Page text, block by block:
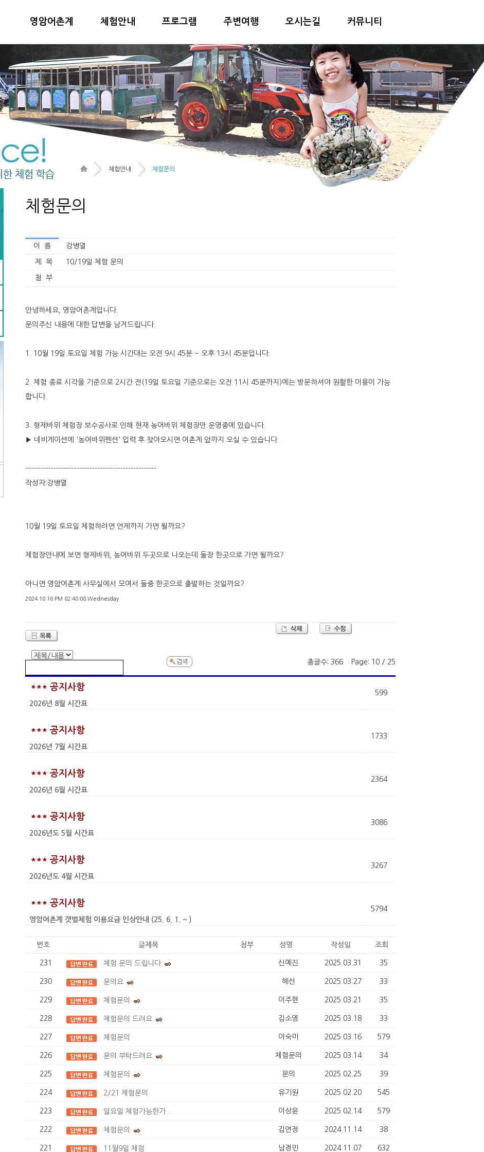
영암어촌계 체험안내 프로그램 주변여행 오시는길 커뮤니티
체험안내 체험문의
체험문의
이 름 강병열
제 목 10/19일 체험 문의
첨 부
안녕하세요, 영암어촌계입니다.
문의주신 내용에 대한 답변을 남겨드립니다.
1. 10월 19일 토요일 체험 가능 시간대는 오전 9시 45분 ~ 오후 13시 45분입니다.
2. 체험 종료 시각을 기준으로 2시간 전(19일 토요일 기준으로는 오전 11시 45분까지)에는 방문하셔야 원활한 이용이 가능
합니다.
3. 형제바위 체험장 보수공사로 인해 현재 농어바위 체험장만 운영중에 있습니다.
▶ 네비게이션에 '농어바위펜션' 입력 후 찾아오시면 어촌계 앞까지 오실 수 있습니다.
---------------------------------------------------
작성자:강병열
10월 19일 토요일 체험하려면 언제까지 가면 될까요?
체험장안내에 보면 형제바위, 농어바위 두곳으로 나오는데 둘장 한곳으로 가면 될까요?
아니면 영암어촌계 사무실에서 모여서 둘중 한곳으로 출발하는 것일까요?
2024.10.16 PM 02:40:08 Wednesday
총글수: 366 Page: 10 / 25
*** 공지사항
2026년 8월 시간표
599
*** 공지사항
2026년 7월 시간표
1733
*** 공지사항
2026년 6월 시간표
2364
*** 공지사항
2026년도 5월 시간표
3086
*** 공지사항
2026년도 4월 시간표
3267
*** 공지사항
영암어촌계 갯벌체험 이용요금 인상안내 (25. 6. 1. ~ )
5794
번호 글제목 첨부 성명 작성일 조회
231 체험 문의 드립니다 신예진 2025.03.31 35
230 문의요 혜선 2025.03.27 33
229 체험문의 이주현 2025.03.21 35
228 체험문의 드려요 김소영 2025.03.18 33
227 체험문의 이숙미 2025.03.16 579
226 문의 부탁드려요 체험문의 2025.03.14 34
225 체험문의 문의 2025.02.25 39
224 2/21 체험문의 유기원 2025.02.20 545
223 일요일 체험가능한가.... 이상윤 2025.02.14 579
222 체험문의 김연정 2024.11.14 38
221 11월9일 체험 남경민 2024.11.07 632